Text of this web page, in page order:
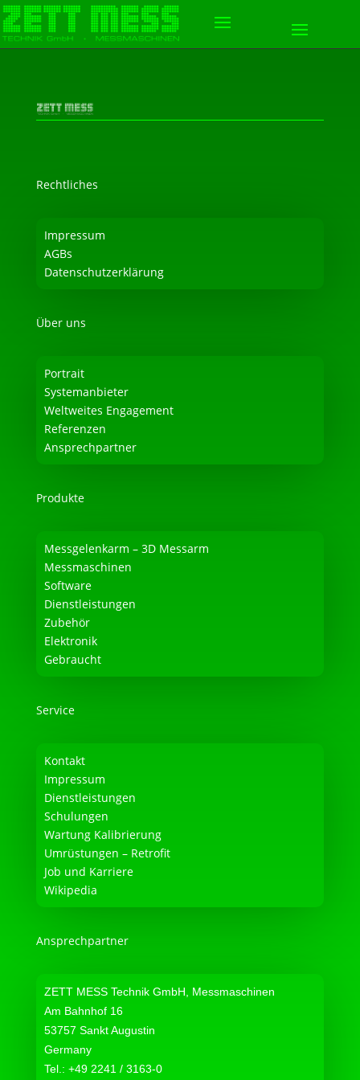
Rechtliches
Impressum
AGBs
Datenschutzerklärung
Über uns
Portrait
Systemanbieter
Weltweites Engagement
Referenzen
Ansprechpartner
Produkte
Messgelenkarm – 3D Messarm
Messmaschinen
Software
Dienstleistungen
Zubehör
Elektronik
Gebraucht
Service
Kontakt
Impressum
Dienstleistungen
Schulungen
Wartung Kalibrierung
Umrüstungen – Retrofit
Job und Karriere
Wikipedia
Ansprechpartner
ZETT MESS Technik GmbH, Messmaschinen
Am Bahnhof 16
53757 Sankt Augustin
Germany
Tel.: +49 2241 / 3163-0